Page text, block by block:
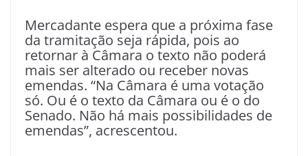
Mercadante espera que a próxima fase
da tramitação seja rápida, pois ao
retornar à Câmara o texto não poderá
mais ser alterado ou receber novas
emendas. “Na Câmara é uma votação
só. Ou é o texto da Câmara ou é o do
Senado. Não há mais possibilidades de
emendas”, acrescentou.